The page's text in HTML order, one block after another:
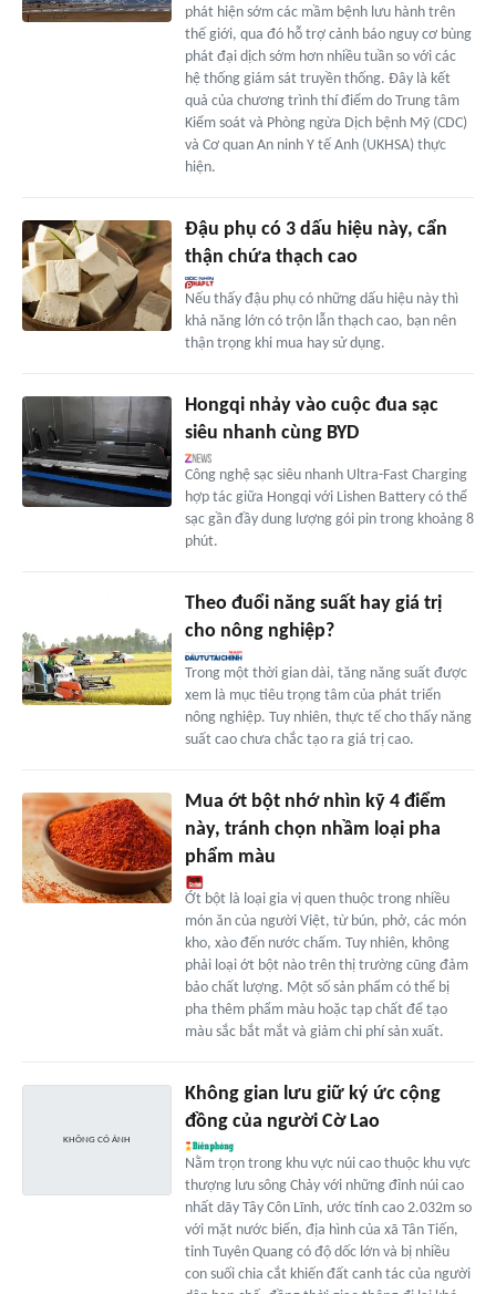
phát hiện sớm các mầm bệnh lưu hành trên
thế giới, qua đó hỗ trợ cảnh báo nguy cơ bùng
phát đại dịch sớm hơn nhiều tuần so với các
hệ thống giám sát truyền thống. Đây là kết
quả của chương trình thí điểm do Trung tâm
Kiểm soát và Phòng ngừa Dịch bệnh Mỹ (CDC)
và Cơ quan An ninh Y tế Anh (UKHSA) thực
hiện.
Đậu phụ có 3 dấu hiệu này, cẩn
thận chứa thạch cao
Nếu thấy đậu phụ có những dấu hiệu này thì
khả năng lớn có trộn lẫn thạch cao, bạn nên
thận trọng khi mua hay sử dụng.
Hongqi nhảy vào cuộc đua sạc
siêu nhanh cùng BYD
Công nghệ sạc siêu nhanh Ultra-Fast Charging
hợp tác giữa Hongqi với Lishen Battery có thể
sạc gần đầy dung lượng gói pin trong khoảng 8
phút.
Theo đuổi năng suất hay giá trị
cho nông nghiệp?
Trong một thời gian dài, tăng năng suất được
xem là mục tiêu trọng tâm của phát triển
nông nghiệp. Tuy nhiên, thực tế cho thấy năng
suất cao chưa chắc tạo ra giá trị cao.
Mua ớt bột nhớ nhìn kỹ 4 điểm
này, tránh chọn nhầm loại pha
phẩm màu
Ớt bột là loại gia vị quen thuộc trong nhiều
món ăn của người Việt, từ bún, phở, các món
kho, xào đến nước chấm. Tuy nhiên, không
phải loại ớt bột nào trên thị trường cũng đảm
bảo chất lượng. Một số sản phẩm có thể bị
pha thêm phẩm màu hoặc tạp chất để tạo
màu sắc bắt mắt và giảm chi phí sản xuất.
Không gian lưu giữ ký ức cộng
đồng của người Cờ Lao
Nằm trọn trong khu vực núi cao thuộc khu vực
thượng lưu sông Chảy với những đỉnh núi cao
nhất dãy Tây Côn Lĩnh, ước tính cao 2.032m so
với mặt nước biển, địa hình của xã Tân Tiến,
tỉnh Tuyên Quang có độ dốc lớn và bị nhiều
con suối chia cắt khiến đất canh tác của người